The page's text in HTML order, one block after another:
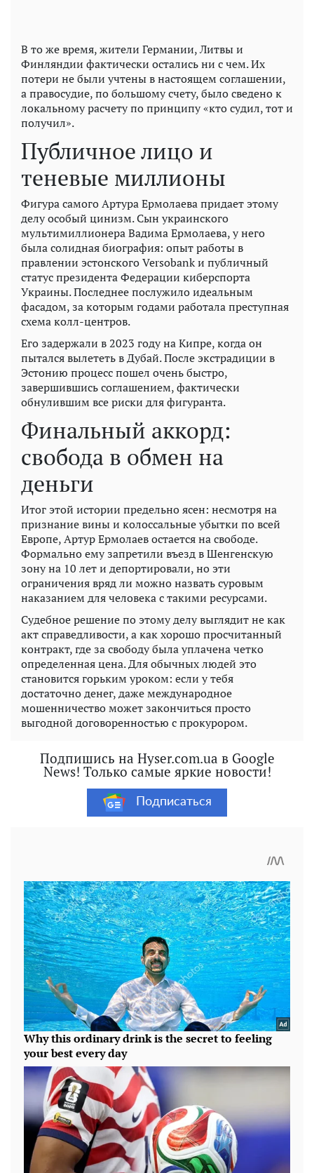
В то же время, жители Германии, Литвы и
Финляндии фактически остались ни с чем. Их
потери не были учтены в настоящем соглашении,
а правосудие, по большому счету, было сведено к
локальному расчету по принципу «кто судил, тот и
получил».
Публичное лицо и
теневые миллионы
Фигура самого Артура Ермолаева придает этому
делу особый цинизм. Сын украинского
мультимиллионера Вадима Ермолаева, у него
была солидная биография: опыт работы в
правлении эстонского Versobank и публичный
статус президента Федерации киберспорта
Украины. Последнее послужило идеальным
фасадом, за которым годами работала преступная
схема колл-центров.
Его задержали в 2023 году на Кипре, когда он
пытался вылететь в Дубай. После экстрадиции в
Эстонию процесс пошел очень быстро,
завершившись соглашением, фактически
обнулившим все риски для фигуранта.
Финальный аккорд:
свобода в обмен на
деньги
Итог этой истории предельно ясен: несмотря на
признание вины и колоссальные убытки по всей
Европе, Артур Ермолаев остается на свободе.
Формально ему запретили въезд в Шенгенскую
зону на 10 лет и депортировали, но эти
ограничения вряд ли можно назвать суровым
наказанием для человека с такими ресурсами.
Судебное решение по этому делу выглядит не как
акт справедливости, а как хорошо просчитанный
контракт, где за свободу была уплачена четко
определенная цена. Для обычных людей это
становится горьким уроком: если у тебя
достаточно денег, даже международное
мошенничество может закончиться просто
выгодной договоренностью с прокурором.
Подпишись на Hyser.com.ua в Google
News! Только самые яркие новости!
Подписаться